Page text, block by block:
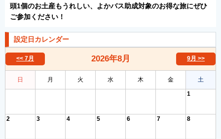
頭1個のお土産もうれしい、よかバス助成対象のお得な旅にぜひ
ご参加ください！
設定日カレンダー
<< 7月 2026年8月 9月 >>
日 月 火 水 木 金 土
1
2 3 4 5 6 7 8